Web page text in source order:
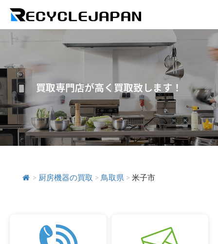
買取専門店が高く買取致します！
> 厨房機器の買取 > 鳥取県 > 米子市